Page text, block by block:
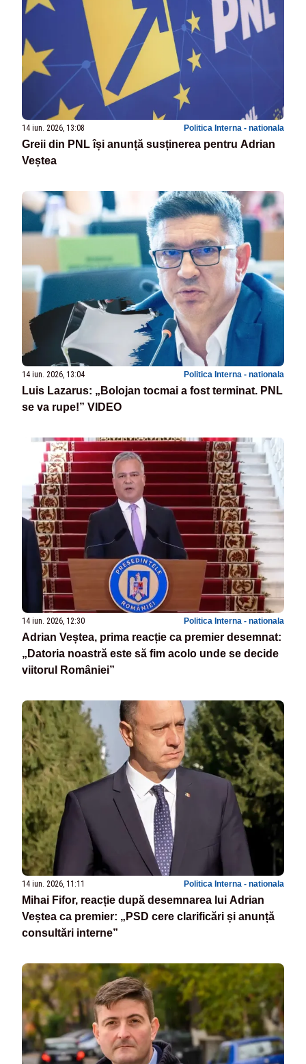
14 iun. 2026, 13:08 Politica Interna - nationala
Greii din PNL își anunță susținerea pentru Adrian
Veștea
14 iun. 2026, 13:04 Politica Interna - nationala
Luis Lazarus: „Bolojan tocmai a fost terminat. PNL
se va rupe!” VIDEO
14 iun. 2026, 12:30 Politica Interna - nationala
Adrian Veștea, prima reacție ca premier desemnat:
„Datoria noastră este să fim acolo unde se decide
viitorul României”
14 iun. 2026, 11:11 Politica Interna - nationala
Mihai Fifor, reacție după desemnarea lui Adrian
Veștea ca premier: „PSD cere clarificări și anunță
consultări interne”